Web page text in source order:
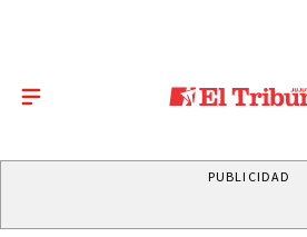
PUBLICIDAD